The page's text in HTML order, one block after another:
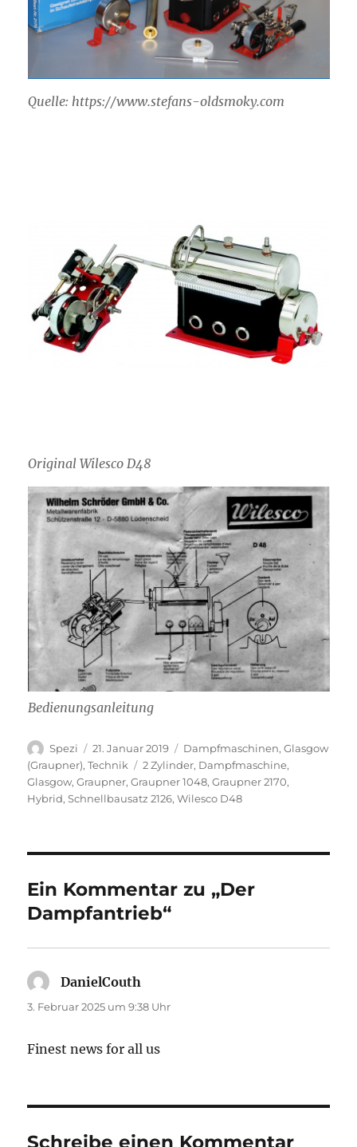
Quelle: https://www.stefans-oldsmoky.com
Original Wilesco D48
Bedienungsanleitung
Autor
Spezi
Veröffentlicht
am
21. Januar 2019 Kategorien
Dampfmaschinen,Glasgow
(Graupner),Technik Schlagwörter
2 Zylinder, Dampfmaschine,
Glasgow,Graupner,Graupner 1048,Graupner 2170,
Hybrid,Schnellbausatz 2126,Wilesco D48
Ein Kommentar zu „Der
Dampfantrieb“
DanielCouth
3. Februar 2025 um 9:38 Uhr
Finest news for all us
Schreibe einen Kommentar